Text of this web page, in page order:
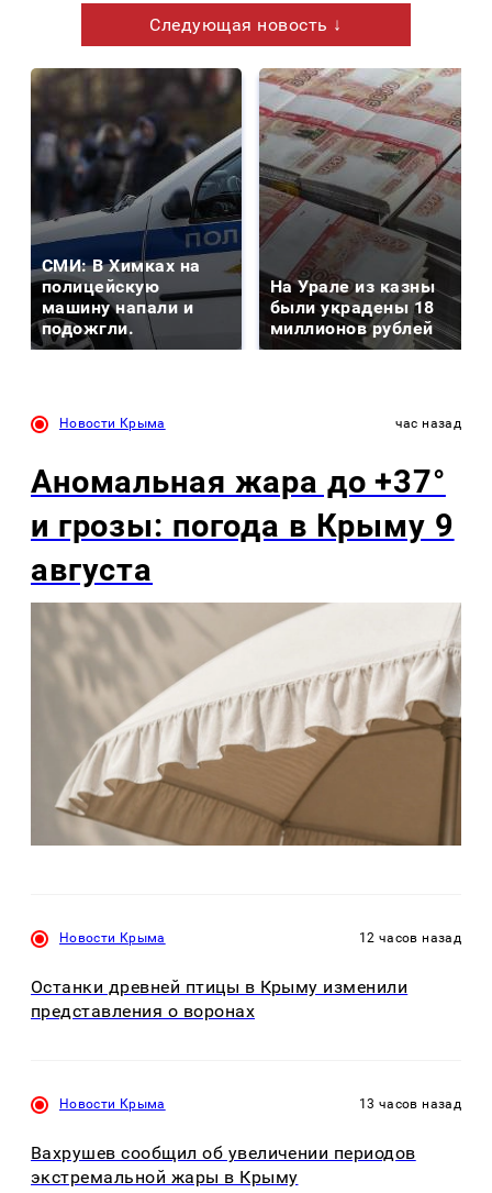
Следующая новость ↓
СМИ: В Химках на
полицейскую
машину напали и
подожгли.
На Урале из казны
были украдены 18
миллионов рублей
Новости Крыма час назад
Аномальная жара до +37°
и грозы: погода в Крыму 9
августа
Новости Крыма 12 часов назад
Останки древней птицы в Крыму изменили
представления о воронах
Новости Крыма 13 часов назад
Вахрушев сообщил об увеличении периодов
экстремальной жары в Крыму